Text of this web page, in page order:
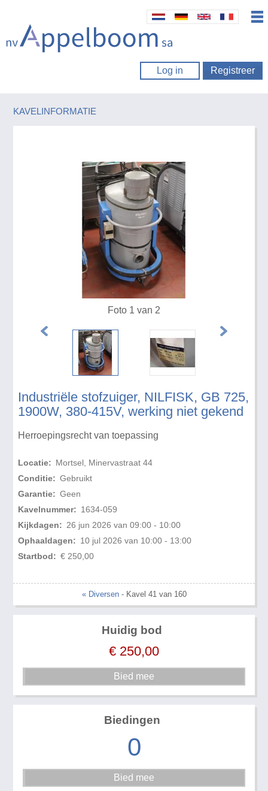
Log in Registreer
KAVELINFORMATIE
Industriële stofzuiger, NILFISK, GB 725,
1900W, 380-415V, werking niet gekend
Herroepingsrecht van toepassing
Locatie: Mortsel, Minervastraat 44
Conditie: Gebruikt
Garantie: Geen
Kavelnummer: 1634-059
Kijkdagen: 26 jun 2026 van 09:00 - 10:00
Ophaaldagen: 10 jul 2026 van 10:00 - 13:00
Startbod: € 250,00
Foto 1 van 2
« Diversen- Kavel 41 van 160
Huidig bod
€ 250,00
Biedingen
0